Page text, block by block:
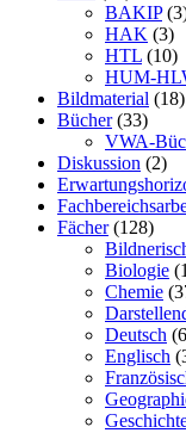
BAKIP
HAK (3)
HTL (10)
HUM-
Bildmaterial (18)
Bücher(33)
VWA-
Diskussion (2)
Fächer(128)
Biologie
Chemie
Deutsch
Englisch